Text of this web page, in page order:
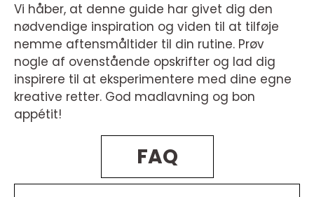
Vi håber, at denne guide har givet dig den
nødvendige inspiration og viden til at tilføje
nemme aftensmåltider til din rutine. Prøv
nogle af ovenstående opskrifter og lad dig
inspirere til at eksperimentere med dine egne
kreative retter. God madlavning og bon
appétit!
FAQ